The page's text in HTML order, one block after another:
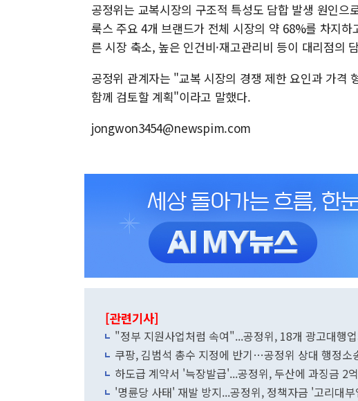
공정위는 교복시장의 구조적 특성도 담합 발생 원인으
룩스 주요 4개 브랜드가 전체 시장의 약 68%를 차지
른 시장 축소, 높은 인건비·재고관리비 등이 대리점의
공정위 관계자는 "교복 시장의 경쟁 제한 요인과 가격
함께 검토할 계획"이라고 말했다.
jongwon3454@newspim.com
[관련기사]
"정부 지원사업처럼 속여"...공정위, 18개 광고대행
쿠팡, 김범석 총수 지정에 반기…공정위 상대 행정소
하도급 계약서 '늑장발급'...공정위, 두산에 과징금 2
'명륜당 사태' 재발 방지...공정위, 정책자금 '고리대